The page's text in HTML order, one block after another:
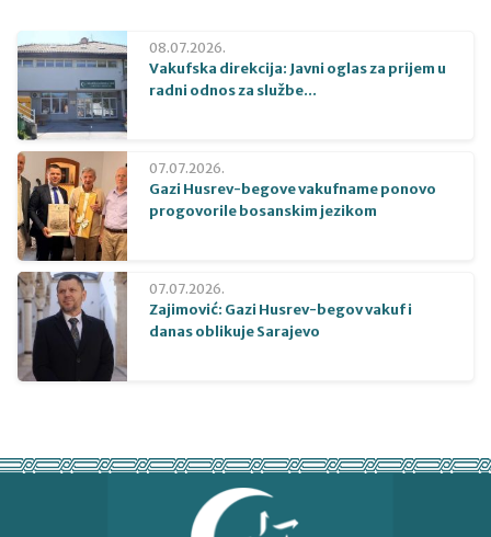
08.07.2026.
Vakufska direkcija: Javni oglas za prijem u
radni odnos za službe...
07.07.2026.
Gazi Husrev-begove vakufname ponovo
progovorile bosanskim jezikom
07.07.2026.
Zajimović: Gazi Husrev-begov vakuf i
danas oblikuje Sarajevo